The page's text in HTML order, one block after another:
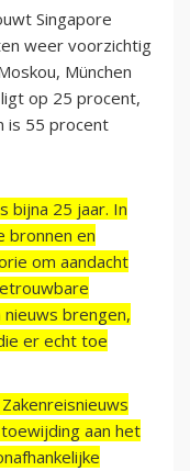
Singapore
weer voorzichtig
München
op 25 procent,
is 55 procent
bijna 25 jaar. In
bronnen en
om aandacht
brengen,
er echt toe
aan het